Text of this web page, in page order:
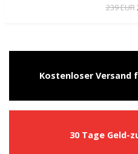
239 EUR
Kostenloser Versand
30 Tage Geld-